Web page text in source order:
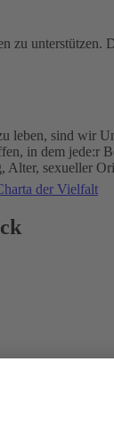
zu
leben, sind
in dem jede:r
sexueller
der Vielfalt